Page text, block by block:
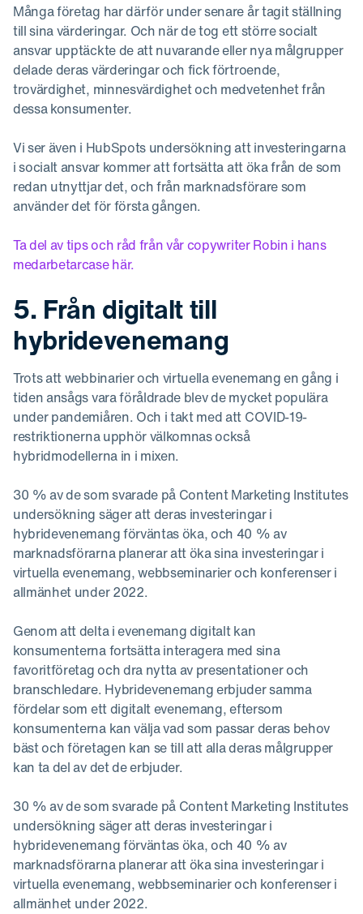
Många företag har därför under senare år tagit ställning
till sina värderingar. Och när de tog ett större socialt
ansvar upptäckte de att nuvarande eller nya målgrupper
delade deras värderingar och fick förtroende,
trovärdighet, minnesvärdighet och medvetenhet från
dessa konsumenter.
Vi ser även i HubSpots undersökning att investeringarna
i socialt ansvar kommer att fortsätta att öka från de som
redan utnyttjar det, och från marknadsförare som
använder det för första gången.
Ta del av tips och råd från vår copywriter Robin i hans
medarbetarcase här.
5. Från digitalt till
hybridevenemang
Trots att webbinarier och virtuella evenemang en gång i
tiden ansågs vara föråldrade blev de mycket populära
under pandemiåren. Och i takt med att COVID-19-
restriktionerna upphör välkomnas också
hybridmodellerna in i mixen.
30 % av de som svarade på Content Marketing Institutes
undersökning säger att deras investeringar i
hybridevenemang förväntas öka, och 40 % av
marknadsförarna planerar att öka sina investeringar i
virtuella evenemang, webbseminarier och konferenser i
allmänhet under 2022.
Genom att delta i evenemang digitalt kan
konsumenterna fortsätta interagera med sina
favoritföretag och dra nytta av presentationer och
branschledare. Hybridevenemang erbjuder samma
fördelar som ett digitalt evenemang, eftersom
konsumenterna kan välja vad som passar deras behov
bäst och företagen kan se till att alla deras målgrupper
kan ta del av det de erbjuder.
30 % av de som svarade på Content Marketing Institutes
undersökning säger att deras investeringar i
hybridevenemang förväntas öka, och 40 % av
marknadsförarna planerar att öka sina investeringar i
virtuella evenemang, webbseminarier och konferenser i
allmänhet under 2022.